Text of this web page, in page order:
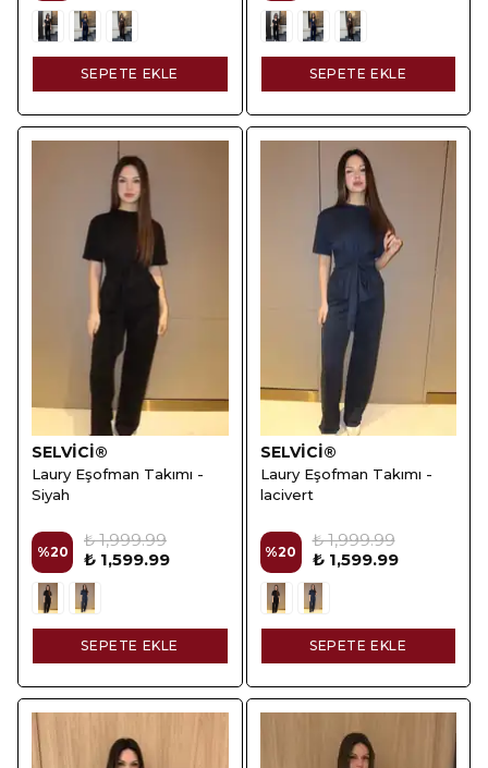
SEPETE EKLE SEPETE EKLE
SELVİCİ®
Laury Eşofman Takımı -
Siyah
%20
₺ 1,999.99
₺ 1,599.99
SEPETE EKLE
SELVİCİ®
Laury Eşofman Takımı -
lacivert
%20
₺ 1,999.99
₺ 1,599.99
SEPETE EKLE